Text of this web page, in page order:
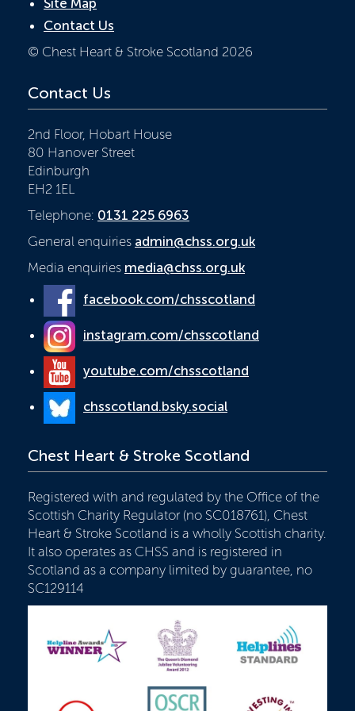
Contact Us
© Chest Heart & Stroke Scotland 2026
Contact Us
2nd Floor, Hobart House
80 Hanover Street
Edinburgh
EH2 1EL
Telephone: 0131 225 6963
General enquiries admin@chss.org.uk
Media enquiries media@chss.org.uk
facebook.com/chsscotland
instagram.com/chsscotland
youtube.com/chsscotland
chsscotland.bsky.social
Chest Heart & Stroke Scotland
Registered with and regulated by the Office of the
Scottish Charity Regulator (no SC018761), Chest
Heart & Stroke Scotland is a wholly Scottish charity.
It also operates as CHSS and is registered in
Scotland as a company limited by guarantee, no
SC129114